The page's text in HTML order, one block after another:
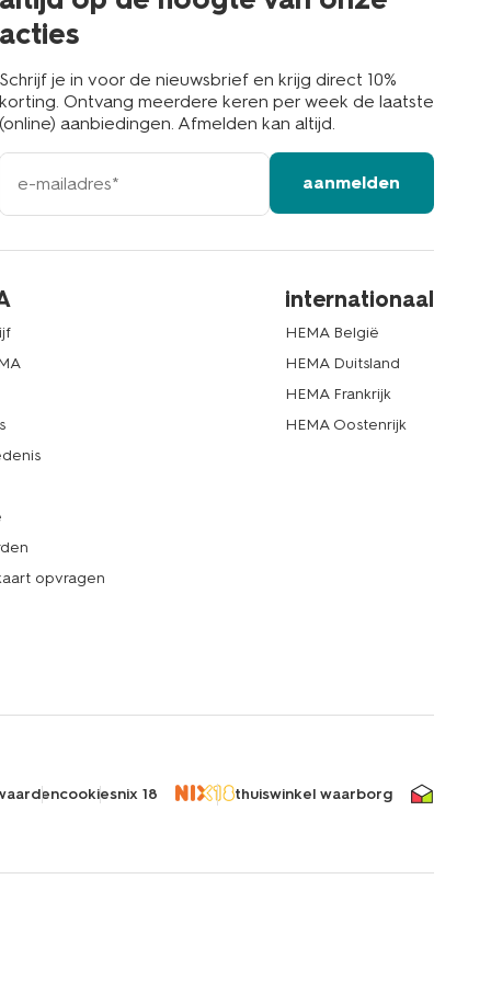
acties
Schrijf je in voor de nieuwsbrief en krijg direct 10%
korting. Ontvang meerdere keren per week de laatste
(online) aanbiedingen. Afmelden kan altijd.
e-
mailadres
aanmelden
opvragen
internationaal
HEMA België
HEMA Duitsland
HEMA Frankrijk
HEMA Oostenrijk
cookiesnix 18 thuiswinkel waarborg